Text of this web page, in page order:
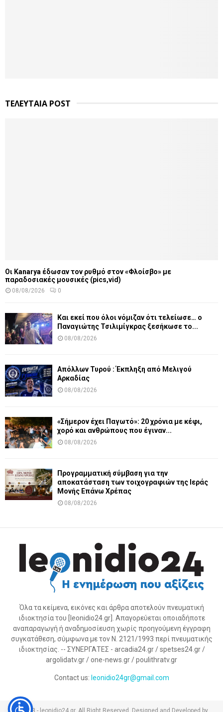
ΤΕΛΕΥΤΑΙΑ POST
Οι Kanarya έδωσαν τον ρυθμό στον «Φλοίσβο» με
παραδοσιακές μουσικές (pics,vid)
08/08/2026 0
Και εκεί που όλοι νόμιζαν ότι τελείωσε… ο
Παναγιώτης Τσιλιμίγκρας ξεσήκωσε το...
08/08/2026
Απόλλων Τυρού : Έκπληξη από Μελιγού
Αρκαδίας
08/08/2026
«Σήμερον έχει Παγωτό»: 20 χρόνια με κέφι,
χορό και ανθρώπους που έγιναν...
08/08/2026
Προγραμματική σύμβαση για την
αποκατάσταση των τοιχογραφιών της Ιεράς
Μονής Επάνω Χρέπας
08/08/2026
Όλα τα κείμενα, εικόνες και άρθρα αποτελούν πνευματική
ιδιοκτησία του [leonidio24.gr]. Απαγορεύεται οποιαδήποτε
αναπαραγωγή ή αναδημοσίευση χωρίς προηγούμενη έγγραφη
συγκατάθεση, σύμφωνα με τον Ν. 2121/1993 περί πνευματικής
ιδιοκτησίας. -- ΣΥΝΕΡΓΑΤΕΣ - arcadia24.gr / spetses24.gr /
argolidatv.gr / one-news.gr / poulithratv.gr
Contact us: leonidio24gr@gmail.com
@2023 - leonidio24.gr. All Right Reserved. Designed and Developed by